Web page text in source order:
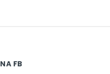
w dół.
dla kciuka w górę.
FB